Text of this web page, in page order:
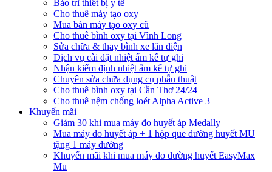
Bảo trì thiết bị y tế
Cho thuê máy tạo oxy
Mua bán máy tạo oxy cũ
Cho thuê bình oxy tại Vĩnh Long
Sửa chữa & thay bình xe lăn điện
Dịch vụ cài đặt nhiệt ẩm kế tự ghi
Nhận kiểm định nhiệt ẩm kế tự ghi
Chuyên sửa chữa dụng cụ phẫu thuật
Cho thuê bình oxy tại Cần Thơ 24/24
Cho thuê nệm chống loét Alpha Active 3
Khuyến mãi
Giảm 30 khi mua máy đo huyết áp Medally
Mua máy đo huyết áp + 1 hộp que đường huyết MU
tặng 1 máy đường
Khuyến mãi khi mua máy đo đường huyết EasyMax
Mu